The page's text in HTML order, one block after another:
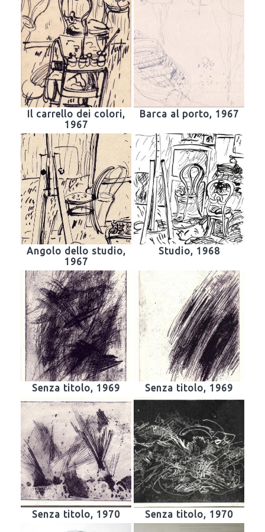
Il carrello dei colori,
1967
Barca al porto, 1967
Angolo dello studio,
1967
Studio, 1968
Senza titolo, 1969 Senza titolo, 1969
Senza titolo, 1970 Senza titolo, 1970